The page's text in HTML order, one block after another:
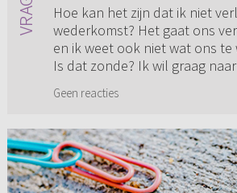
Hoe kan het zijn dat ik niet
wederkomst? Het gaat ons
en ik weet ook niet wat ons
Is dat zonde? Ik wil graag
Geen reacties